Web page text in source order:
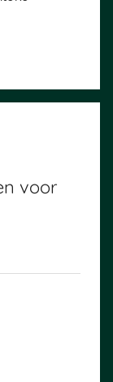
voor